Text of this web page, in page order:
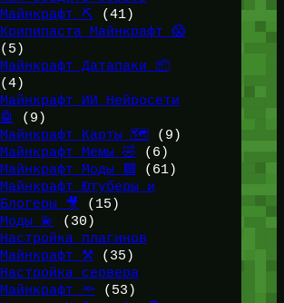
Майнкрафт ⛏️ (41)
Крипипаста Майнкрафт 😱
(5)
Майнкрафт Датапаки 📦
(4)
Майнкрафт ИИ Нейросети
🤖
(9)
Майнкрафт Карты 🗺️(9)
Майнкрафт Мемы 🤣 (6)
Майнкрафт Моды 🟩 (61)
Майнкрафт Ютуберы и
Блогеры 🎥
(15)
Моды 💫
(30)
Настройка плагинов
Майнкрафт ⚒️(35)
Настройка сервера
Майнкрафт 🔦 (53)